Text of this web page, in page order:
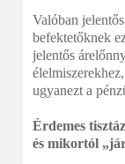
Valóban
befektetőknek
jelentős
ugyanezt a
Érdemes
és mikortól